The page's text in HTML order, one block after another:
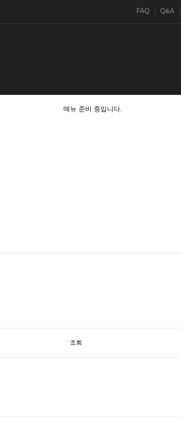
FAQ Q&A
메뉴 준비 중입니다.
조회